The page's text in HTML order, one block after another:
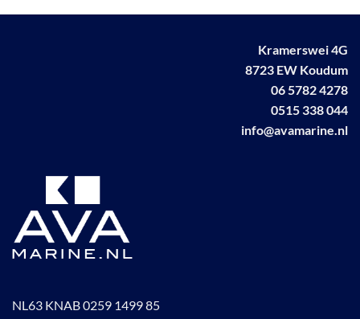
Kramerswei 4G
8723 EW Koudum
06 5782 4278
0515 338 044
info@avamarine.nl
NL63 KNAB 0259 1499 85